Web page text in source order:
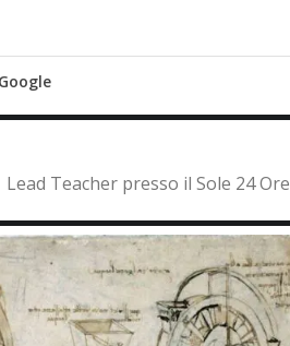
Teacher presso il Sole 24 Ore